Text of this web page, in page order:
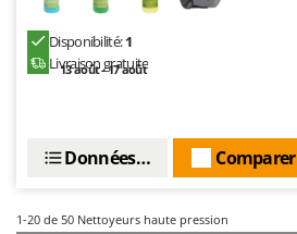
Disponibilité:1
Livraison gratuite
13 août - 17 août
Comparer
Données techniques
1-20 de 50 Nettoyeurs haute pression